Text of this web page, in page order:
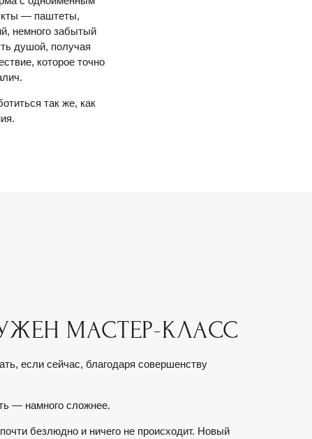
— паштеты,
немного забытый
душой, получая
которое точно
так же, как
МАСТЕР-КЛАСС
если сейчас, благодаря совершенству
— намного сложнее.
безлюдно и ничего не происходит. Новый